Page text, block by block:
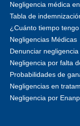
Negligencia médica
Tabla de
¿Cuánto tiempo
Negligencias Médicas
Denunciar
Negligencia por falta
Probabilidades de
Negligencias en
Negligencia por